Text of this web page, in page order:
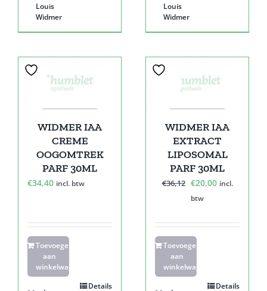
Louis
Widmer
Louis
Widmer
WIDMER IAA
CREME
OOGOMTREK
PARF 30ML
€34,40 incl. btw
Toevoegen
aan
winkelwagen
Details
WIDMER IAA
EXTRACT
LIPOSOMAL
PARF 30ML
€36,12 Oorspronkelijke
prijs
€36,12.
€20,00Huidige
€20,00.
incl.
btw
Toevoegen
aan
winkelwagen
Details